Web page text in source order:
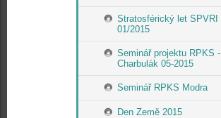
Stratosférický let SPVRI
01/2015
Seminář projektu RPKS -
Charbulák 05-2015
Seminář RPKS Modra
Den Země 2015